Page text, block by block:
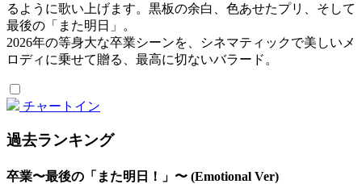
るように歌い上げます。黒板の余白、色あせたプリ、そして
最後の「また明日」。
2026年の等身大な卒業シーンを、シネマティックで美しいメ
ロディに乗せて贈る、最高に切ないバラード。
チャートイン
過去ランキング
卒業〜最後の「また明日！」〜 (Emotional Ver)